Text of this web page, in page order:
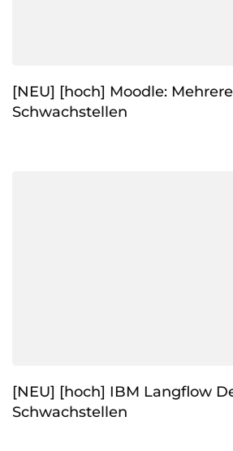
[NEU] [hoch] Moodle: Mehrere
Schwachstellen
[NEU] [hoch] IBM Langflow
Schwachstellen